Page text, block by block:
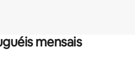
mensais